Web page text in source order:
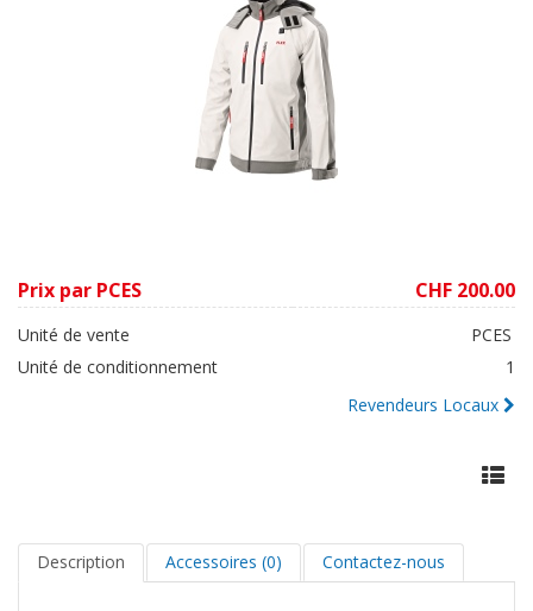
Prix par PCES CHF 200.00
Unité de vente
PCES
Unité de conditionnement
1
Revendeurs Locaux
Description Accessoires (0) Contactez-nous